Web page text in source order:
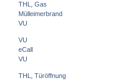
THL, Gas
Mülleimerbrand
VU
VU
eCall
VU
THL, Türöffnung